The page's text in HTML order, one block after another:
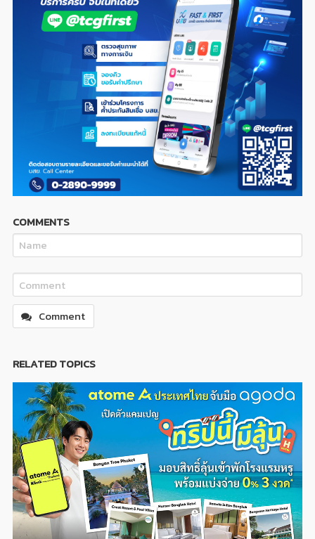
COMMENTS
Comment
RELATED TOPICS